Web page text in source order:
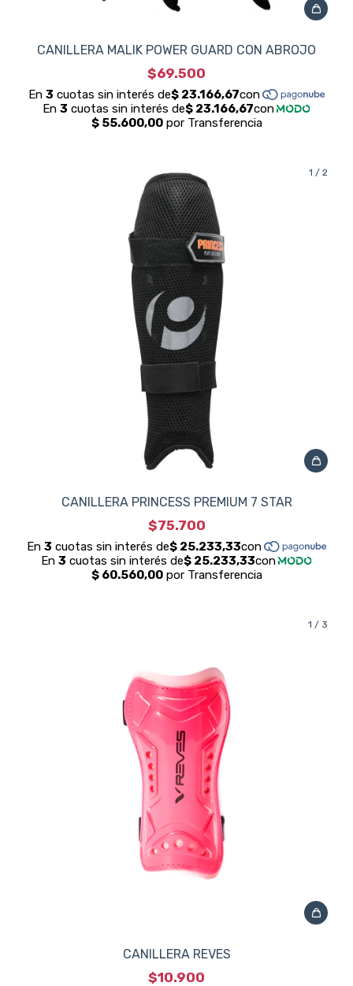
CANILLERA MALIK POWER GUARD CON ABROJO
$69.500
1 / 2
CANILLERA PRINCESS PREMIUM 7 STAR
$75.700
1 / 3
CANILLERA REVES
$10.900